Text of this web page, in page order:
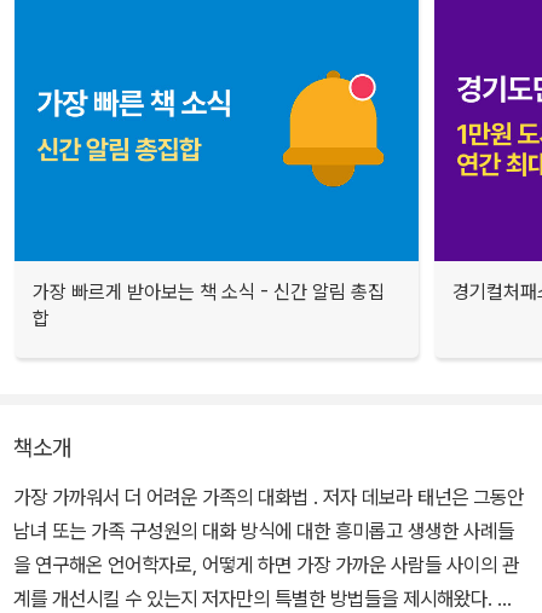
가장 빠르게 받아보는 책 소식 - 신간 알림 총집
합
경기컬처
책소개
가장 가까워서 더 어려운 가족의 대화법 . 저자 데보라 태넌은 그동안
남녀 또는 가족 구성원의 대화 방식에 대한 흥미롭고 생생한 사례들
을 연구해온 언어학자로, 어떻게 하면 가장 가까운 사람들 사이의 관
계를 개선시킬 수 있는지 저자만의 특별한 방법들을 제시해왔다.